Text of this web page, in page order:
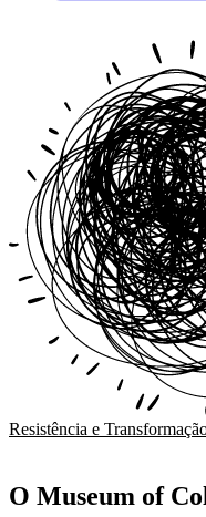
Resistência e
O Museum of